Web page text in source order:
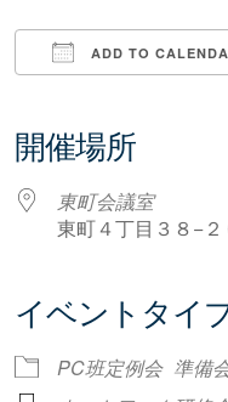
ADD TO
開催場所
東町会議室
東町４丁目３８−
イベントタイ
PC班定例会 準備